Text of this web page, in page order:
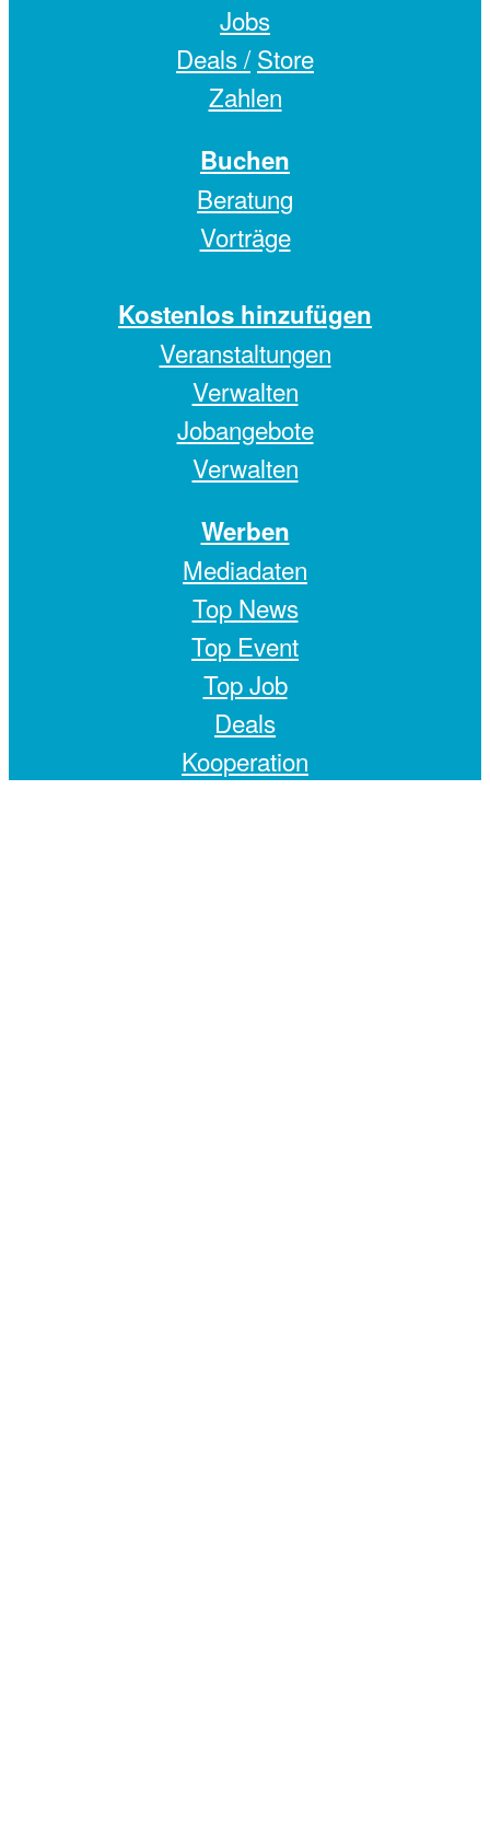
Jobs
Deals / Store
Zahlen
Buchen
Beratung
Vorträge
Kostenlos hinzufügen
Veranstaltungen
Verwalten
Jobangebote
Verwalten
Werben
Mediadaten
Top News
Top Event
Top Job
Deals
Kooperation